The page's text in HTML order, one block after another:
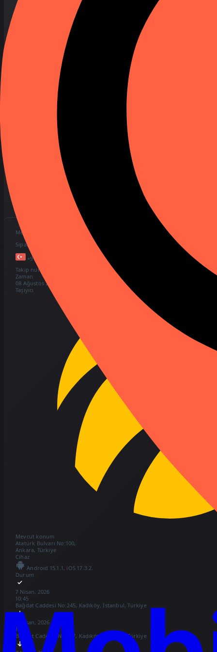
Mevcut konum
Sipariş / #4556435
+90 555-678-9101
Takip numarası:
Zaman
08 Ağustos 2026, 15:23
Taşıyıcı
Mevcut konum
Atatürk Bulvarı No:100,
Ankara, Türkiye
Cihaz
Android 15.1.1, iOS 17.3.2.
Durum
7 Nisan, 2026
10:45
Bağdat Caddesi No:245, Kadıköy, İstanbul, Türkiye
7 Nisan, 2026
11:24
Bağdat Caddesi No:247, Kadıköy, İstanbul, Türkiye